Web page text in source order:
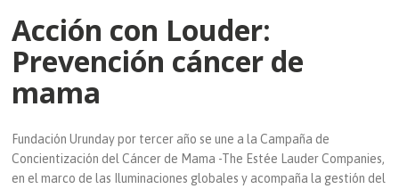
Acción con Louder:
Prevención cáncer de
mama
Fundación Urunday por tercer año se une a la Campaña de
Concientización del Cáncer de Mama -The Estée Lauder Companies,
en el marco de las Iluminaciones globales y acompaña la gestión del